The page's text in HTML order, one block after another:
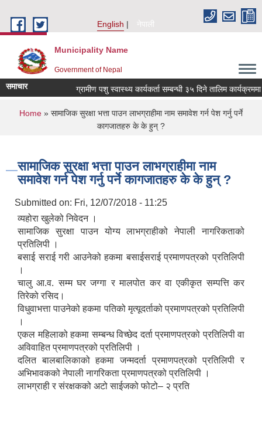
English
नेपाली
Municipality Name
Government of Nepal
समाचार ग्रामीण पशु स्वास्थ्य कार्यकर्ता सम्बन्धी ३५ दिने तालिम
You are here
Home » सामाजिक सुरक्षा भत्ता पाउन लाभग्राहीमा नाम समावेश गर्न पेश गर्नु पर्ने
कागजातहरु के के हुन् ?
सामाजिक सुरक्षा भत्ता पाउन लाभग्राहीमा नाम
समावेश गर्न पेश गर्नु पर्ने कागजातहरु के के हुन् ?
Submitted on: Fri, 12/07/2018 - 11:25
व्यहोरा खुलेको निवेदन ।
सामाजिक सुरक्षा पाउन योग्य लाभग्राहीको नेपाली नागरिकताको
प्रतिलिपी ।
बसाई सराई गरी आउनेको हकमा बसाईसराई प्रमाणपत्रको प्रतिलिपी
।
चालु आ.व. सम्म घर जग्गा र मालपोत कर वा एकीकृत सम्पत्ति कर
तिरेको रसिद।
विधुवाभत्ता पाउनेको हकमा पतिको मृत्यूदर्ताको प्रमाणपत्रको प्रतिलिपी
।
एकल महिलाको हकमा सम्बन्ध विच्छेद दर्ता प्रमाणपत्रको प्रतिलिपी वा
अविवाहित प्रमाणपत्रको प्रतिलिपी ।
दलित बालबालिकाको हकमा जन्मदर्ता प्रमाणपत्रको प्रतिलिपी र
अभिभावकको नेपाली नागरिकता प्रमाणपत्रको प्रतिलिपी ।
लाभग्राही र संरक्षकको अटो साईजको फोटो– २ प्रति